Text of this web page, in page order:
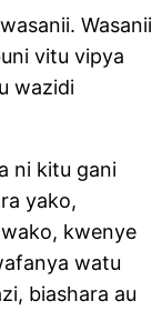
Wasanii
vitu vipya
wazidi
ni kitu gani
yako,
kwenye
watu
biashara au